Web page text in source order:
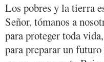
Los pobres y la tierra
Señor, tómanos a
para proteger toda vida,
para preparar un